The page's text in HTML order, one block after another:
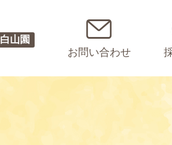
白山園
お問い合わせ